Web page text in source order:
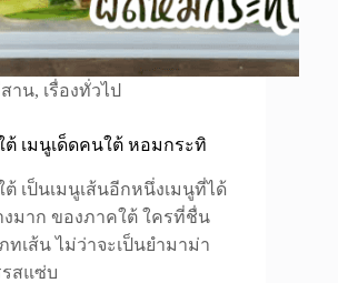
าน, เรื่องทั่วไป
เมนูเด็ดคนใต้ หอมกระทิ
เป็นเมนูเส้นอีกหนึ่งเมนูที่ได้
มาก ของภาคใต้ ใครที่ชื่น
ทเส้น ไม่ว่าจะเป็นยำมาม่า
รสแซ่บ